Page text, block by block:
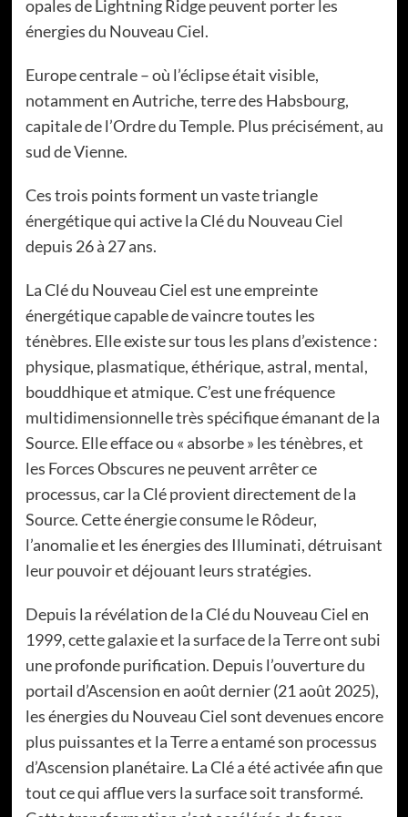
opales de Lightning Ridge peuvent porter les
énergies du Nouveau Ciel.
Europe centrale – où l’éclipse était visible,
notamment en Autriche, terre des Habsbourg,
capitale de l’Ordre du Temple. Plus précisément, au
sud de Vienne.
Ces trois points forment un vaste triangle
énergétique qui active la Clé du Nouveau Ciel
depuis 26 à 27 ans.
La Clé du Nouveau Ciel est une empreinte
énergétique capable de vaincre toutes les
ténèbres. Elle existe sur tous les plans d’existence :
physique, plasmatique, éthérique, astral, mental,
bouddhique et atmique. C’est une fréquence
multidimensionnelle très spécifique émanant de la
Source. Elle efface ou « absorbe » les ténèbres, et
les Forces Obscures ne peuvent arrêter ce
processus, car la Clé provient directement de la
Source. Cette énergie consume le Rôdeur,
l’anomalie et les énergies des Illuminati, détruisant
leur pouvoir et déjouant leurs stratégies.
Depuis la révélation de la Clé du Nouveau Ciel en
1999, cette galaxie et la surface de la Terre ont subi
une profonde purification. Depuis l’ouverture du
portail d’Ascension en août dernier (21 août 2025),
les énergies du Nouveau Ciel sont devenues encore
plus puissantes et la Terre a entamé son processus
d’Ascension planétaire. La Clé a été activée afin que
tout ce qui afflue vers la surface soit transformé.